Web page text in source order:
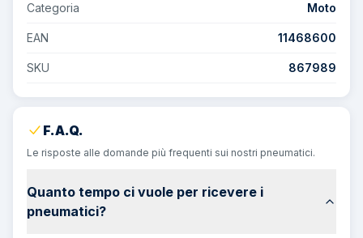
Categoria Moto
EAN 11468600
SKU 867989
F.A.Q.
Le risposte alle domande più frequenti sui nostri pneumatici.
Quanto tempo ci vuole per ricevere i
pneumatici?